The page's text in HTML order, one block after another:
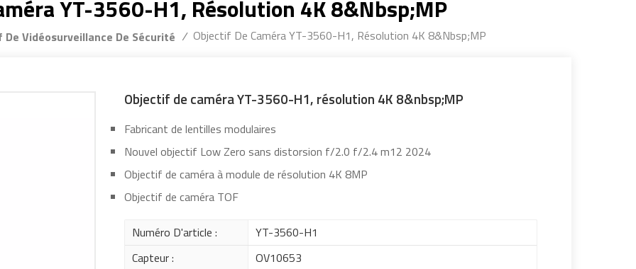
YT-3560-H1, Résolution 4K 8&nbsp;MP
De Vidéosurveillance De Sécurité / Objectif De Caméra YT-3560-H1, Résolution 4K 8&nbsp;MP
Objectif de caméra YT-3560-H1, résolution 4K 8&nbsp;MP
Fabricant de lentilles modulaires
Nouvel objectif Low Zero sans distorsion f/2.0 f/2.4 m12 2024
Objectif de caméra à module de résolution 4K 8MP
Objectif de caméra TOF
Numéro D'article :
YT-3560-H1
Capteur :
OV10653